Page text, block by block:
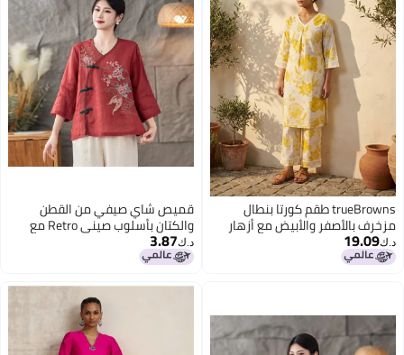
trueBrowns طقم كورتا بنطال
مزخرف بالأصفر والأبيض مع أزهار
د.ك‏19.09
4
قميص شاي صيفي من القطن
والكتان بأسلوب صيني Retro مع
ياقة غير متساوية وزر فني وتطريز
ثقافي ثقيل
د.ك‏3.87